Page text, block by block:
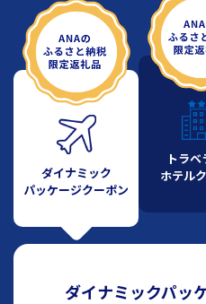
ダイナミック
パッケージクーポン
トラ
ホテル
ダイナミックパッ